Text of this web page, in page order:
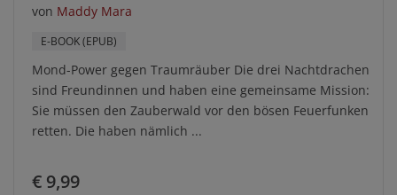
von Maddy Mara
E-BOOK (EPUB)
Mond-Power gegen Traumräuber Die drei Nachtdrachen
sind Freundinnen und haben eine gemeinsame Mission:
Sie müssen den Zauberwald vor den bösen Feuerfunken
retten. Die haben nämlich ...
€ 9,99